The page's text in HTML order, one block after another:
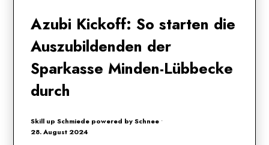
Azubi Kickoff: So starten die
Auszubildenden der
Sparkasse Minden-Lübbecke
durch
Skill up Schmiede powered by Schnee •
28. August 2024